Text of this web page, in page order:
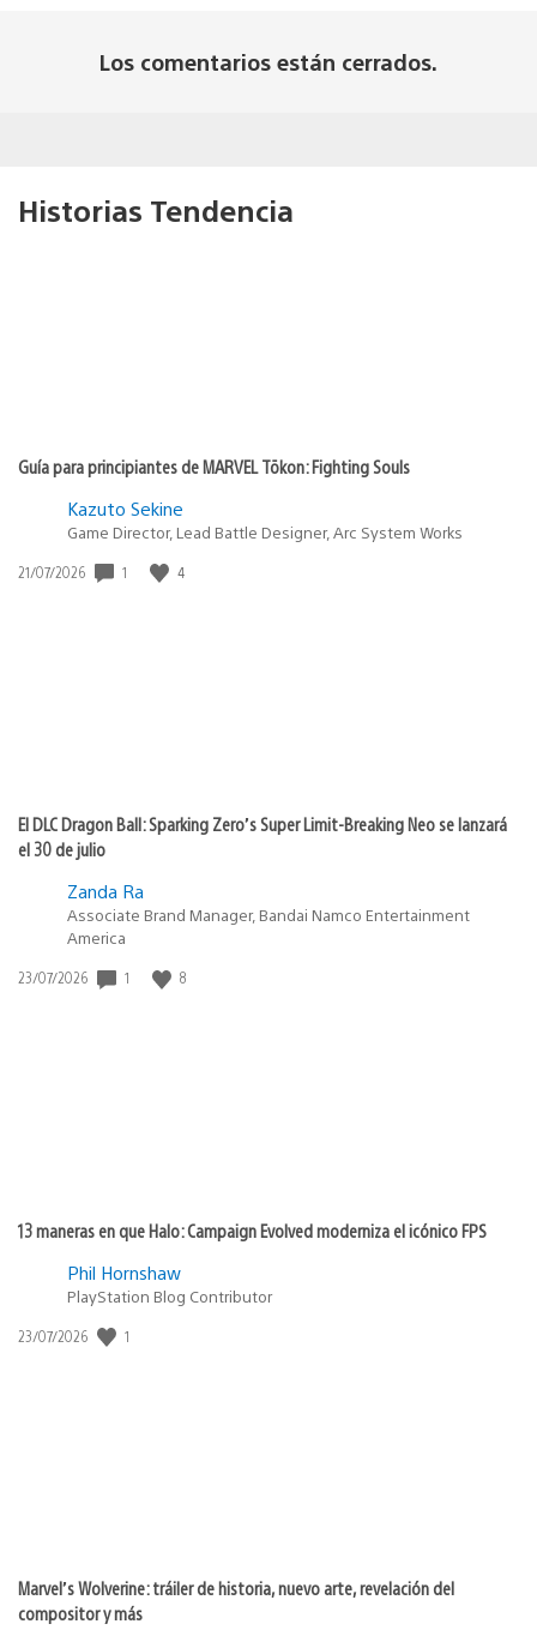
Los comentarios están cerrados.
Historias Tendencia
Guía para principiantes de MARVEL Tōkon: Fighting Souls
Kazuto Sekine
Game Director, Lead Battle Designer, Arc System Works
Fecha
21/07/2026 1 4
El DLC Dragon Ball: Sparking Zero’s Super Limit-Breaking Neo se lanzará
el 30 de julio
Zanda Ra
Associate Brand Manager, Bandai Namco Entertainment
America
Fecha
23/07/2026 1 8
13 maneras en que Halo: Campaign Evolved moderniza el icónico FPS
Phil Hornshaw
PlayStation Blog Contributor
Fecha
23/07/2026 1
Marvel’s Wolverine: tráiler de historia, nuevo arte, revelación del
compositor y más